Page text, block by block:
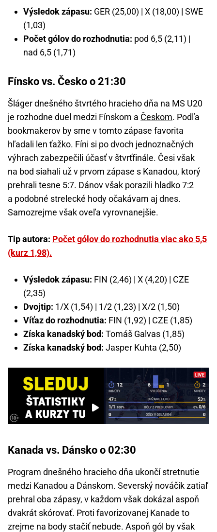
Výsledok zápasu: GER (25,00) | X (18,00) | SWE
(1,03)
Počet gólov do rozhodnutia: pod 6,5 (2,11) |
nad 6,5 (1,71)
Fínsko vs. Česko o 21:30
Šláger dnešného štvrtého hracieho dňa na MS U20
je rozhodne duel medzi Fínskom a Českom. Podľa
bookmakerov by sme v tomto zápase favorita
hľadali len ťažko. Fíni si po dvoch jednoznačných
výhrach zabezpečili účasť v štvrťfinále. Česi však
na bod siahali už v prvom zápase s Kanadou, ktorý
prehrali tesne 5:7. Dánov však porazili hladko 7:2
a podobné strelecké hody očakávam aj dnes.
Samozrejme však oveľa vyrovnanejšie.
Tip autora: Počet gólov do rozhodnutia viac ako 5,5
(kurz 1,98).
Výsledok zápasu: FIN (2,46) | X (4,20) | CZE
(2,35)
Dvojtip: 1/X (1,54) | 1/2 (1,23) | X/2 (1,50)
Víťaz do rozhodnutia: FIN (1,92) | CZE (1,85)
Získa kanadský bod: Tomáš Galvas (1,85)
Získa kanadský bod: Jasper Kuhta (2,50)
Kanada vs. Dánsko o 02:30
Program dnešného hracieho dňa ukončí stretnutie
medzi Kanadou a Dánskom. Severský nováčik zatiaľ
prehral oba zápasy, v každom však dokázal aspoň
dvakrát skórovať. Proti favorizovanej Kanade to
zrejme na body stačiť nebude. Aspoň gól by však